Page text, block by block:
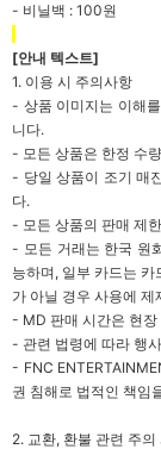
- 비닐백 : 100원
[안내 텍스트]
1. 이용 시 주의사항
- 상품 이미지는 이해
니다.
- 모든 상품은 한정 수
- 당일 상품이 조기 매
다.
- 모든 상품의 판매 제
- 모든 거래는 한국 원
능하며, 일부 카드는
가 아닐 경우 사용에
- MD 판매 시간은 현
- 관련 법령에 따라 행
- FNC
권 침해로 법적인 책임
2. 교환, 환불 관련 주의